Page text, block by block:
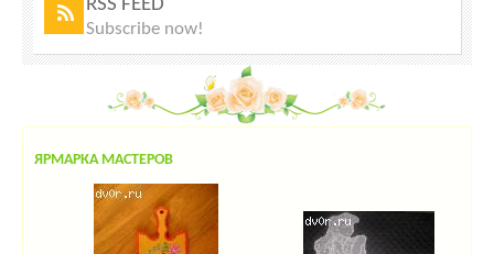
RSS FEED
Subscribe now!
ЯРМАРКА МАСТЕРОВ